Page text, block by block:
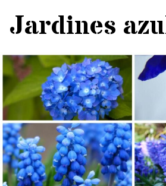
Jardines